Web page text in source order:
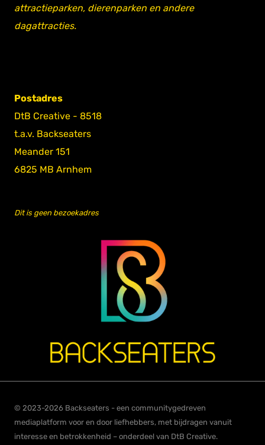
attractieparken, dierenparken en andere
dagattracties.
Postadres
DtB Creative - 8518
t.a.v. Backseaters
Meander 151
6825 MB Arnhem
Dit is geen bezoekadres
© 2023-2026 Backseaters - een communitygedreven
mediaplatform voor en door liefhebbers, met bijdragen vanuit
interesse en betrokkenheid – onderdeel van DtB Creative.